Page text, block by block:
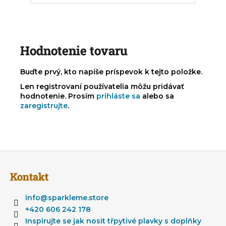
Hodnotenie tovaru
Buďte prvý, kto napíše príspevok k tejto položke.
Len registrovaní používatelia môžu pridávať
hodnotenie. Prosím prihláste sa alebo sa
zaregistrujte.
Kontakt
info@sparkleme.store
+420 606 242 178
Inspirujte se jak nosit třpytivé plavky s doplňky